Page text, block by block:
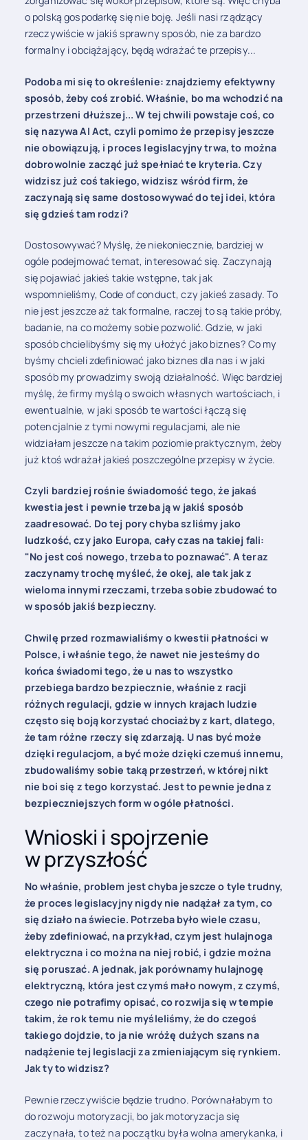
o polską gospodarkę się nie boję. Jeśli nasi rządzący
rzeczywiście w jakiś sprawny sposób, nie za bardzo
formalny i obciążający, będą wdrażać te przepisy...
Podoba mi się to określenie: znajdziemy efektywny
sposób, żeby coś zrobić. Właśnie, bo ma wchodzić na
przestrzeni dłuższej... W tej chwili powstaje coś, co
się nazywa AI Act, czyli pomimo że przepisy jeszcze
nie obowiązują, i proces legislacyjny trwa, to można
dobrowolnie zacząć już spełniać te kryteria. Czy
widzisz już coś takiego, widzisz wśród firm, że
zaczynają się same dostosowywać do tej idei, która
się gdzieś tam rodzi?
Dostosowywać? Myślę, że niekoniecznie, bardziej w
ogóle podejmować temat, interesować się. Zaczynają
się pojawiać jakieś takie wstępne, tak jak
wspomnieliśmy, Code of conduct, czy jakieś zasady. To
nie jest jeszcze aż tak formalne, raczej to są takie próby,
badanie, na co możemy sobie pozwolić. Gdzie, w jaki
sposób chcielibyśmy się my ułożyć jako biznes? Co my
byśmy chcieli zdefiniować jako biznes dla nas i w jaki
sposób my prowadzimy swoją działalność. Więc bardziej
myślę, że firmy myślą o swoich własnych wartościach, i
ewentualnie, w jaki sposób te wartości łączą się
potencjalnie z tymi nowymi regulacjami, ale nie
widziałam jeszcze na takim poziomie praktycznym, żeby
już ktoś wdrażał jakieś poszczególne przepisy w życie.
Czyli bardziej rośnie świadomość tego, że jakaś
kwestia jest i pewnie trzeba ją w jakiś sposób
zaadresować. Do tej pory chyba szliśmy jako
ludzkość, czy jako Europa, cały czas na takiej fali:
"No jest coś nowego, trzeba to poznawać". A teraz
zaczynamy trochę myśleć, że okej, ale tak jak z
wieloma innymi rzeczami, trzeba sobie zbudować to
w sposób jakiś bezpieczny.
Chwilę przed rozmawialiśmy o kwestii płatności w
Polsce, i właśnie tego, że nawet nie jesteśmy do
końca świadomi tego, że u nas to wszystko
przebiega bardzo bezpiecznie, właśnie z racji
różnych regulacji, gdzie w innych krajach ludzie
często się boją korzystać chociażby z kart, dlatego,
że tam różne rzeczy się zdarzają. U nas być może
dzięki regulacjom, a być może dzięki czemuś innemu,
zbudowaliśmy sobie taką przestrzeń, w której nikt
nie boi się z tego korzystać. Jest to pewnie jedna z
bezpieczniejszych form w ogóle płatności.
Wnioski i spojrzenie
w przyszłość
No właśnie, problem jest chyba jeszcze o tyle trudny,
że proces legislacyjny nigdy nie nadążał za tym, co
się działo na świecie. Potrzeba było wiele czasu,
żeby zdefiniować, na przykład, czym jest hulajnoga
elektryczna i co można na niej robić, i gdzie można
się poruszać. A jednak, jak porównamy hulajnogę
elektryczną, która jest czymś mało nowym, z czymś,
czego nie potrafimy opisać, co rozwija się w tempie
takim, że rok temu nie myśleliśmy, że do czegoś
takiego dojdzie, to ja nie wróżę dużych szans na
nadążenie tej legislacji za zmieniającym się rynkiem.
Jak ty to widzisz?
Pewnie rzeczywiście będzie trudno. Porównałabym to
do rozwoju motoryzacji, bo jak motoryzacja się
zaczynała, to też na początku była wolna amerykanka, i